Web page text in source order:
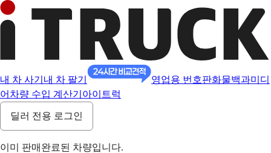
내 차 사기 내 차 팔기 영업용 번호판화물백과미디
어 차량 수입 계산기 아이트럭
딜러 전용 로그인
이미 판매완료된 차량입니다.